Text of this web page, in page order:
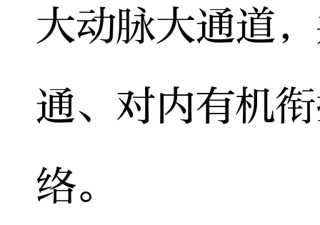
大动脉大通道
通、对内有机
络。